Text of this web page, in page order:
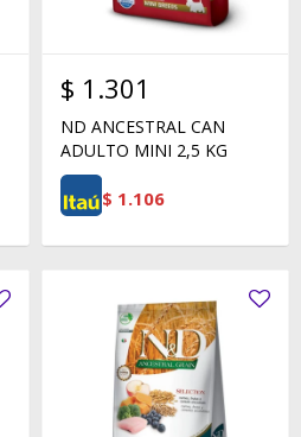
$ 1.301
ND ANCESTRAL CAN
ADULTO MINI 2,5 KG
$ 1.106